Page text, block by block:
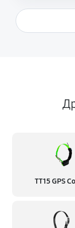
TT15 GPS